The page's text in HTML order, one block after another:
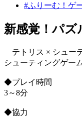
#ふりーむ！ゲ
新感覚！パズ
テトリス × シュー
シューティングゲー
◆プレイ時間
3～8分
◆協力